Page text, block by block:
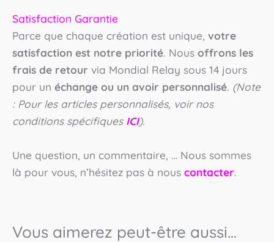
Satisfaction Garantie
Parce que chaque création est unique, votre
satisfaction est notre priorité. Nous offrons les
frais de retour via Mondial Relay sous 14 jours
pour un échange ou un avoir personnalisé. (Note
: Pour les articles personnalisés, voir nos
conditions spécifiques ICI).
Une question, un commentaire, … Nous sommes
là pour vous, n’hésitez pas à nous contacter.
Vous aimerez peut-être aussi…